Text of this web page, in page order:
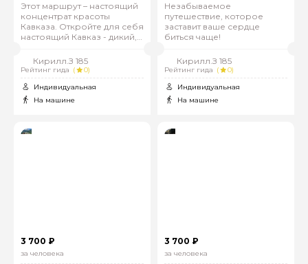
Этот маршрут – настоящий
концентрат красоты
Кавказа. Откройте для себя
настоящий Кавказ - дикий,
незабываемый!
Кирилл.З 185
Рейтинг гида (
0)
Индивидуальная
На машине
Незабываемое
путешествие, которое
заставит ваше сердце
биться чаще!
Кирилл.З 185
Рейтинг гида (
0)
Индивидуальная
На машине
3 700 ₽
за человека
3 700 ₽
за человека